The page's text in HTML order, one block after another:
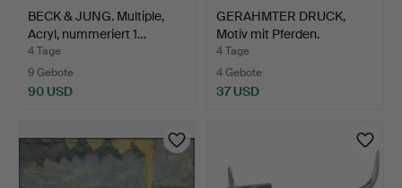
BECK & JUNG. Multiple,
Acryl, nummeriert 1…
4 Tage
9 Gebote
90 USD
GERAHMTER DRUCK,
Motiv mit Pferden.
4 Tage
4 Gebote
37 USD